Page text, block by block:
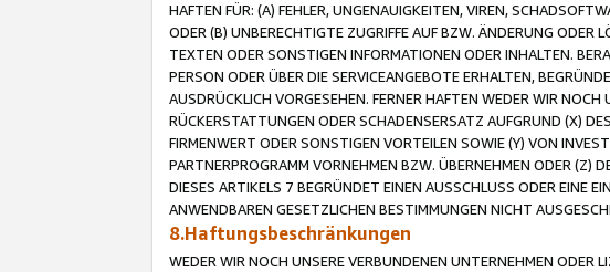
HAFTEN FÜR: (A) FEHLER, UNGENAUIGKEITEN, VIREN,
ODER (B) UNBERECHTIGTE ZUGRIFFE AUF BZW. ÄNDERUNG ODER
TEXTEN ODER SONSTIGEN INFORMATIONEN ODER INHALTEN.
PERSON ODER ÜBER DIE SERVICEANGEBOTE ERHALTEN,
AUSDRÜCKLICH VORGESEHEN. FERNER HAFTEN WEDER WIR
RÜCKERSTATTUNGEN ODER SCHADENSERSATZ AUFGRUND (X)
FIRMENWERT ODER SONSTIGEN VORTEILEN SOWIE (Y) VON
PARTNERPROGRAMM VORNEHMEN BZW. ÜBERNEHMEN ODER (Z)
DIESES ARTIKELS 7 BEGRÜNDET EINEN AUSSCHLUSS ODER EINE
ANWENDBAREN GESETZLICHEN BESTIMMUNGEN NICHT
8.Haftungsbeschränkungen
WEDER WIR NOCH UNSERE VERBUNDENEN UNTERNEHMEN ODER